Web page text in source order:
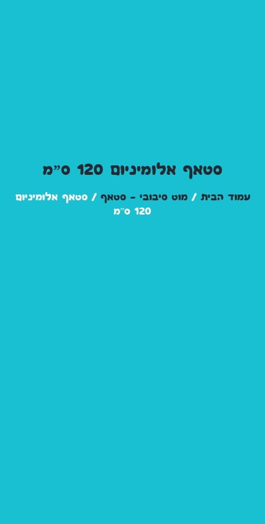
סטאף אלומיניום 120 ס”מ
עמוד הבית /מוט סיבובי - סטאף / סטאף אלומיניום
120 ס”מ